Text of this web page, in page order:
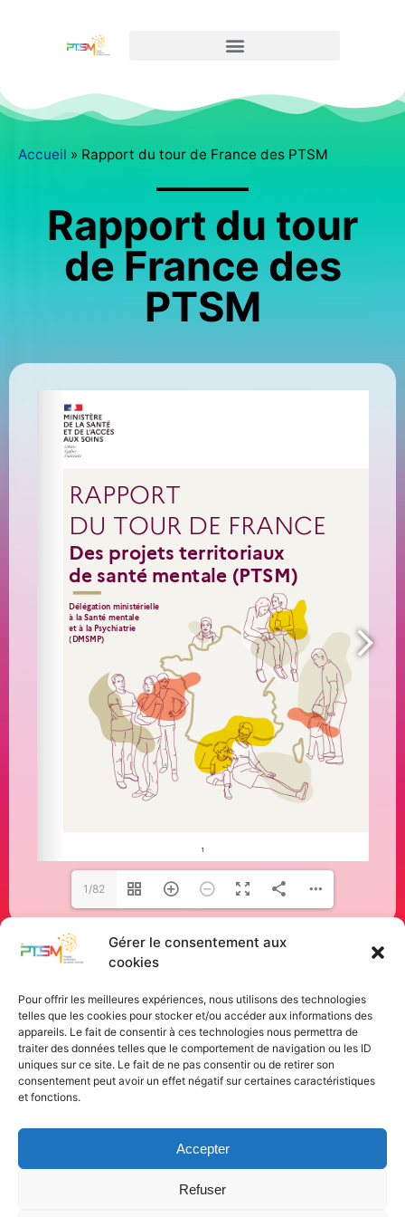
Gérer le consentement aux
cookies
Pour offrir les meilleures expériences, nous utilisons des technologies
telles que les cookies pour stocker et/ou accéder aux informations des
appareils. Le fait de consentir à ces technologies nous permettra de
traiter des données telles que le comportement de navigation ou les ID
uniques sur ce site. Le fait de ne pas consentir ou de retirer son
consentement peut avoir un effet négatif sur certaines caractéristiques
et fonctions.
Accepter
Refuser
Accueil » Rapport du tour de France des PTSM
Rapport du tour
de France des
PTSM
1/82